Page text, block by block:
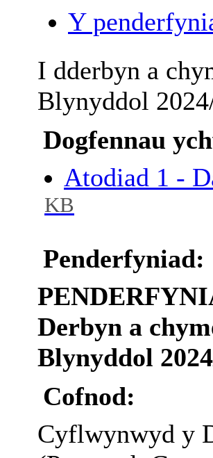
Y
I dderbyn a
Blynyddol
Dogfennau
Atodiad 1 -
KB
Penderfyniad:
Derbyn a
Blynyddol
Cofnod:
Cyflwynwyd y